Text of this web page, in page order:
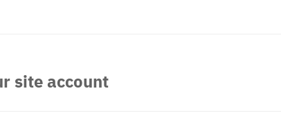
site account